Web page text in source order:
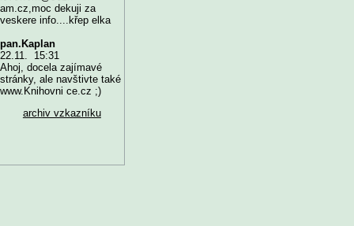
am.cz,moc dekuji za
veskere info....křep elka
pan.Kaplan
22.11. 15:31
Ahoj, docela zajímavé
stránky, ale navštivte také
www.Knihovni ce.cz ;)
archiv vzkazníku